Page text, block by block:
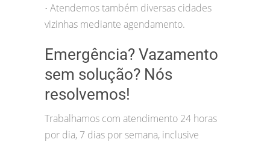
• Atendemos também diversas cidades
vizinhas mediante agendamento.
Emergência? Vazamento
sem solução? Nós
resolvemos!
Trabalhamos com atendimento 24 horas
por dia, 7 dias por semana, inclusive